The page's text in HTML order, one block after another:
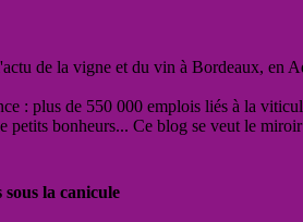
de la vigne et du vin à Bordeaux, en
: plus de 550 000 emplois liés à la
petits bonheurs... Ce blog se veut le
sous la canicule